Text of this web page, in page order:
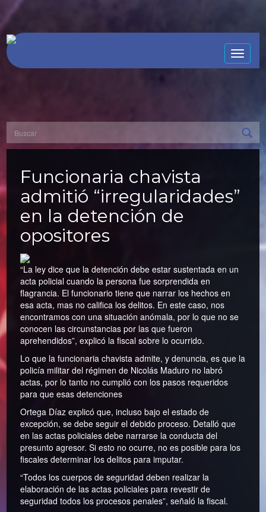
Toggle
Funcionaria chavista
admitió “irregularidades”
en la detención de
opositores
“La ley dice que la detención debe estar sustentada en un
acta policial cuando la persona fue sorprendida en
flagrancia. El funcionario tiene que narrar los hechos en
esa acta, mas no califica los delitos. En este caso, nos
encontramos con una situación anómala, por lo que no se
conocen las circunstancias por las que fueron
aprehendidos”, explicó la fiscal sobre lo ocurrido.
Lo que la funcionaria chavista admite, y denuncia, es que la
policía militar del régimen de Nicolás Maduro no labró
actas, por lo tanto no cumplió con los pasos requeridos
para que esas detenciones
Ortega Díaz explicó que, incluso bajo el estado de
excepción, se debe seguir el debido proceso. Detalló que
en las actas policiales debe narrarse la conducta del
presunto agresor. Si esto no ocurre, no es posible para los
fiscales determinar los delitos para imputar.
“Todos los cuerpos de seguridad deben realizar la
elaboración de las actas policiales para revestir de
seguridad todos los procesos penales”, señaló la fiscal.